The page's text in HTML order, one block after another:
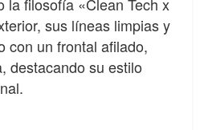
sus líneas limpias y
con un frontal afilado,
destacando su estilo